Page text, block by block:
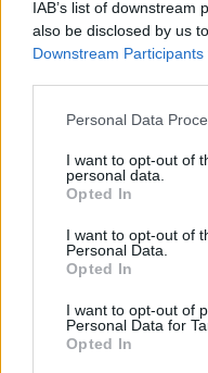
IAB’s list of downstream
also be disclosed by us
Downstream Participants
Please note that this
not limited to your visit
grant or deny consent to
use your data for below
consent section.
Personal Data
I want to opt-out of
personal data.
Opted In
I want to opt-out of
Personal Data.
Opted In
I want to opt-out of
Personal Data for
Opted In
Emlékszemet azAWS.
készülő zenekar
Movie projekthez
ez az egyike annak a
elején elhunyt
felénekelt.
BLACK LABEL